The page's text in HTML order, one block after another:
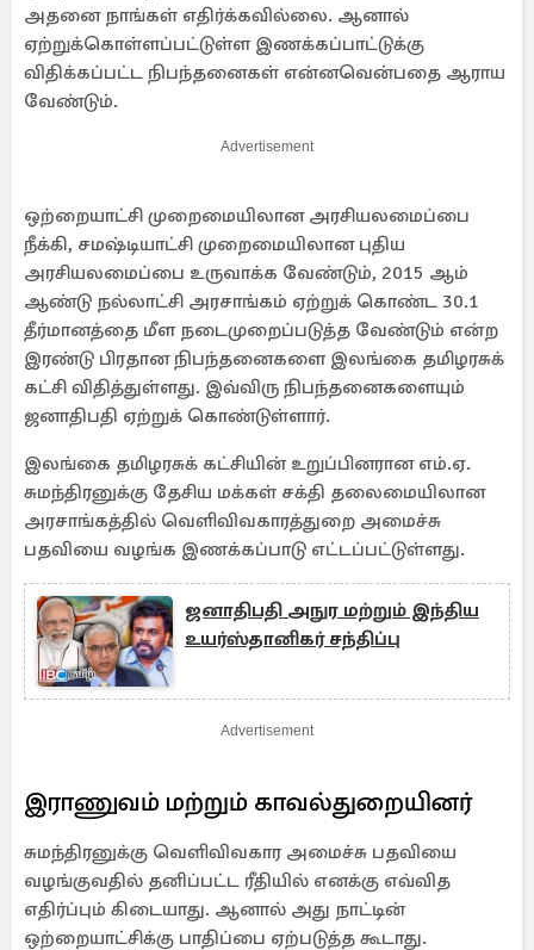
அதனை நாங்கள் எதிர்க்கவில்லை. ஆனால்
ஏற்றுக்கொள்ளப்பட்டுள்ள இணக்கப்பாட்டுக்கு
விதிக்கப்பட்ட நிபந்தனைகள் என்னவென்பதை ஆராய
வேண்டும்.
Advertisement
ஒற்றையாட்சி முறைமையிலான அரசியலமைப்பை
நீக்கி, சமஷ்டியாட்சி முறைமையிலான புதிய
அரசியலமைப்பை உருவாக்க வேண்டும், 2015 ஆம்
ஆண்டு நல்லாட்சி அரசாங்கம் ஏற்றுக் கொண்ட 30.1
தீர்மானத்தை மீள நடைமுறைப்படுத்த வேண்டும் என்ற
இரண்டு பிரதான நிபந்தனைகளை இலங்கை தமிழரசுக்
கட்சி விதித்துள்ளது. இவ்விரு நிபந்தனைகளையும்
ஜனாதிபதி ஏற்றுக் கொண்டுள்ளார்.
இலங்கை தமிழரசுக் கட்சியின் உறுப்பினரான எம்.ஏ.
சுமந்திரனுக்கு தேசிய மக்கள் சக்தி தலைமையிலான
அரசாங்கத்தில் வெளிவிவகாரத்துறை அமைச்சு
பதவியை வழங்க இணக்கப்பாடு எட்டப்பட்டுள்ளது.
ஜனாதிபதி அநுர மற்றும் இந்திய
உயர்ஸ்தானிகர் சந்திப்பு
Advertisement
இராணுவம் மற்றும் காவல்துறையினர்
சுமந்திரனுக்கு வெளிவிவகார அமைச்சு பதவியை
வழங்குவதில் தனிப்பட்ட ரீதியில் எனக்கு எவ்வித
எதிர்ப்பும் கிடையாது. ஆனால் அது நாட்டின்
ஒற்றையாட்சிக்கு பாதிப்பை ஏற்படுத்த கூடாது.